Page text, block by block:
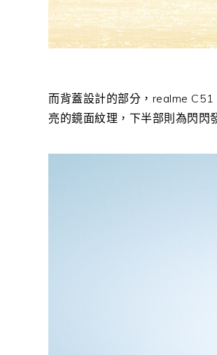
而背蓋設計的部分， realme C51
亮的鏡面紋理，下半部則為閃閃